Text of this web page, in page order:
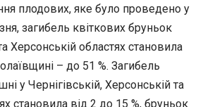
плодових, яке було проведено у
загибель квіткових бруньок
Херсонській областях становила
– до 51 %. Загибель
у Чернігівській, Херсонській та
становила від 2 до 15 %, бруньок